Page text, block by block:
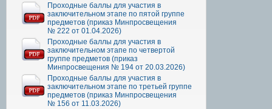
Проходные баллы для участия в
заключительном этапе по пятой группе
предметов (приказ Минпросвещения
№ 222 от 01.04.2026)
Проходные баллы для участия в
заключительном этапе по четвертой
группе предметов (приказ
Минпросвещения № 194 от 20.03.2026)
Проходные баллы для участия в
заключительном этапе по третьей группе
предметов (приказ Минпросвещения
№ 156 от 11.03.2026)